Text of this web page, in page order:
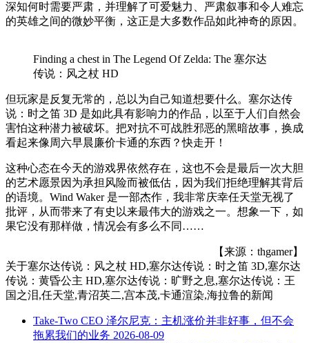
深知何时需要严肃，并理解了可爱魅力、严肃叙事和令人难忘
的英雄之间的微妙平衡，这正是大多数作品如此神奇的原因。
Finding a chest in The Legend Of Zelda: The 塞尔达
传说：风之杖 HD
但玩家是反复无常的，总以为自己知道想要什么。塞尔达传
说：时之笛 3D 是如此具有影响力的作品，以至于人们自然会
害怕这种潜力被破坏。把对抗不可战胜邪恶的黑暗故事，换成
看起来像周六早晨廉价卡通的东西？快走开！
这种心态在今天的游戏界依然存在，这也不会是最后一次大胆
的艺术愿景因为承担风险而被低估，因为我们拒绝理解其背后
的语境。Wind Waker 是一部杰作，我非常庆幸任天堂无视了
批评，从而带来了有史以来最伟大的游戏之一。想象一下，如
果它没有那样做，情况会有多么不同……
【来源：thgamer】
关于塞尔达传说：风之杖 HD,塞尔达传说：时之笛 3D,塞尔达
传说：黄昏公主 HD,塞尔达传说：旷野之息,塞尔达传说：王
国之泪,任天堂,青沼英二,宫本茂,卡通渲染,海拉鲁的新闻
Take-Two CEO 泽尔尼克：主机涨价并非好事，但不会
拖累我们的业务 2026-08-09